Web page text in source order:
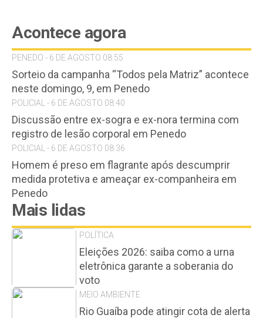
Acontece agora
PENEDO - 6 DE AGOSTO 08:55
Sorteio da campanha “Todos pela Matriz” acontece
neste domingo, 9, em Penedo
POLICIAL - 6 DE AGOSTO 08:40
Discussão entre ex-sogra e ex-nora termina com
registro de lesão corporal em Penedo
POLICIAL - 6 DE AGOSTO 08:36
Homem é preso em flagrante após descumprir
medida protetiva e ameaçar ex-companheira em
Penedo
Mais lidas
POLÍTICA
Eleições 2026: saiba como a urna
eletrônica garante a soberania do
voto
MEIO AMBIENTE
Rio Guaíba pode atingir cota de alerta